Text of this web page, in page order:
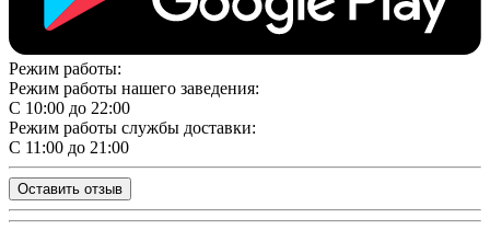
Режим работы:
Режим работы нашего заведения:
С 10:00 до 22:00
Режим работы службы доставки:
С 11:00 до 21:00
Оставить отзыв